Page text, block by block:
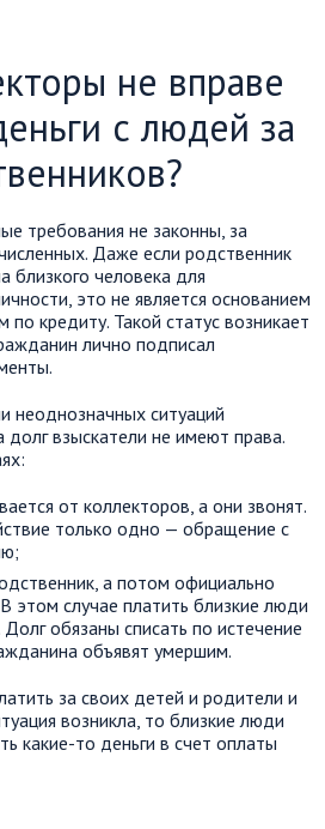
не вправе
с людей за
требования не законны, за
Даже если родственник
близкого человека для
это не является основанием
по кредиту. Такой статус возникает
лично подписал
неоднозначных ситуаций
долг взыскатели не имеют права.
от коллекторов, а они звонят.
только одно — обращение с
а потом официально
этом случае платить близкие люди
обязаны списать по истечение
объявят умершим.
за своих детей и родители и
возникла, то близкие люди
какие-то деньги в счет оплаты